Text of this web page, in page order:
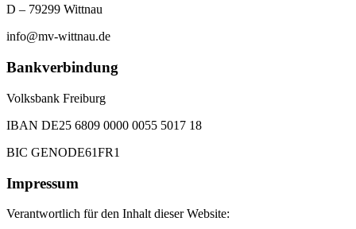
D – 79299 Wittnau
info@mv-wittnau.de
Bankverbindung
Volksbank Freiburg
IBAN DE25 6809 0000 0055 5017 18
BIC GENODE61FR1
Impressum
Verantwortlich für den Inhalt dieser Website: